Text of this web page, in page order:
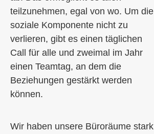
teilzunehmen, egal von wo. Um die
soziale Komponente nicht zu
verlieren, gibt es einen täglichen
Call für alle und zweimal im Jahr
einen Teamtag, an dem die
Beziehungen gestärkt werden
können.
Wir haben unsere Büroräume stark